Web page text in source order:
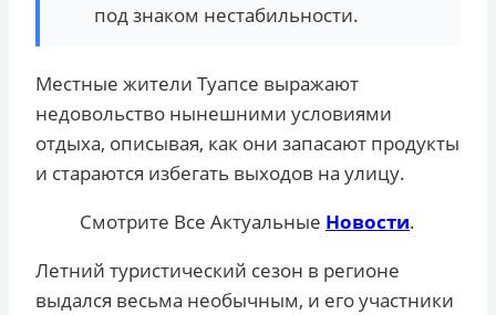
под знаком нестабильности.
Местные жители Туапсе выражают
недовольство нынешними условиями
отдыха, описывая, как они запасают продукты
и стараются избегать выходов на улицу.
Смотрите Все Актуальные Новости.
Летний туристический сезон в регионе
выдался весьма необычным, и его участники